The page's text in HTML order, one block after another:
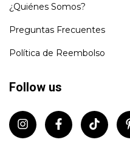
¿Quiénes Somos?
Preguntas Frecuentes
Política de Reembolso
Follow us